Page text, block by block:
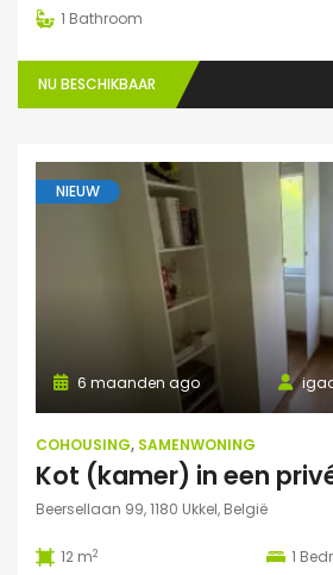
1 Bathroom
NU BESCHIKBAAR
NIEUW
6 maanden ago
COHOUSING, SAMENWONING
Kot (kamer) in een
Beersellaan 99, 1180 Ukkel, België
12 m2 1